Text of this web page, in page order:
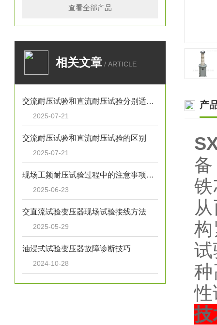
查看全部产品
相关文章 / ARTICLE
交流耐压试验和直流耐压试验分别适用于哪些设备
2025-07-21
交流耐压试验和直流耐压试验的区别
2025-07-21
现场工频耐压试验过程中的注意事项有哪些
2025-06-23
交直流试验变压器现场试验接线方法
2025-05-29
油浸式试验变压器故障诊断技巧
2024-10-28
产
性
技